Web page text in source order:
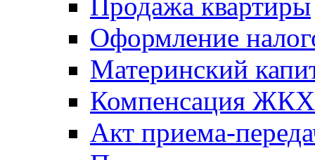
Продажа квартиры
Оформление
Материнский
Компенсация ЖКХ
Акт приема-